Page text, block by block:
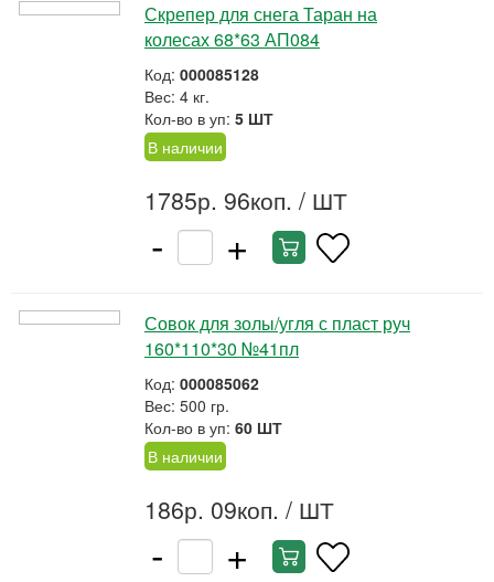
Скрепер для снега Таран на
колесах 68*63 АП084
Код: 000085128
Вес: 4 кг.
Кол-во в уп: 5 ШТ
В наличии
1785р. 96коп. / ШТ
- +
Совок для золы/угля с пласт руч
160*110*30 №41пл
Код: 000085062
Вес: 500 гр.
Кол-во в уп: 60 ШТ
В наличии
186р. 09коп. / ШТ
- +